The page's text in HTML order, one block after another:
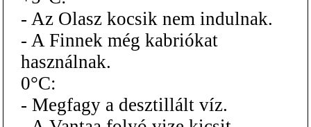
- Az Olasz kocsik nem indulnak.
- A Finnek még kabriókat
használnak.
0°C:
- Megfagy a desztillált víz.